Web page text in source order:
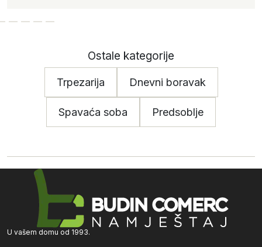
Ostale kategorije
Trpezarija Dnevni boravak
Spavaća soba Predsoblje
U vašem domu od 1993.